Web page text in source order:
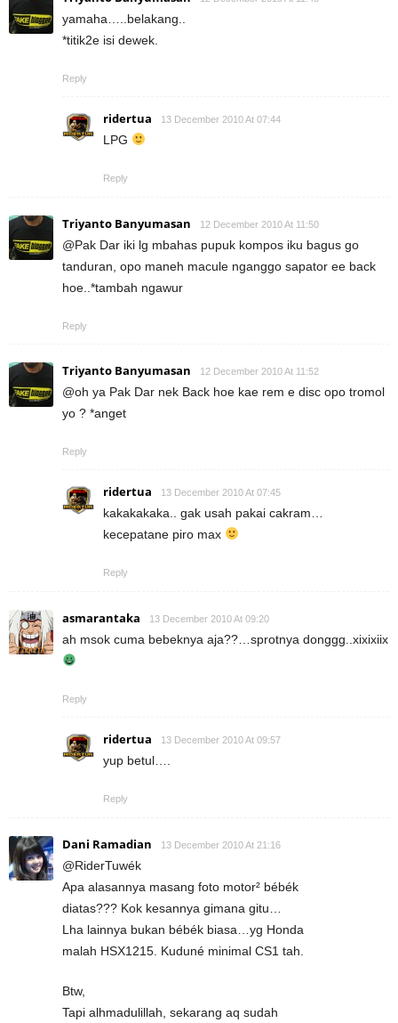
yamaha…..belakang..
*titik2e isi dewek.
Reply
ridertua 13 December 2010 At 07:44
LPG
Reply
Triyanto Banyumasan 12 December 2010 At 11:50
@Pak Dar iki lg mbahas pupuk kompos iku bagus go
tanduran, opo maneh macule nganggo sapator ee back
hoe..*tambah ngawur
Reply
Triyanto Banyumasan 12 December 2010 At 11:52
@oh ya Pak Dar nek Back hoe kae rem e disc opo tromol
yo ? *anget
Reply
ridertua 13 December 2010 At 07:45
kakakakaka.. gak usah pakai cakram…
kecepatane piro max
Reply
asmarantaka 13 December 2010 At 09:20
ah msok cuma bebeknya aja??…sprotnya donggg..xixixiix
Reply
ridertua 13 December 2010 At 09:57
yup betul….
Reply
Dani Ramadian 13 December 2010 At 21:16
@RiderTuwék
Apa alasannya masang foto motor² bébék
diatas??? Kok kesannya gimana gitu…
Lha lainnya bukan bébék biasa…yg Honda
malah HSX1215. Kuduné minimal CS1 tah.
Btw,
Tapi alhmadulillah, sekarang aq sudah